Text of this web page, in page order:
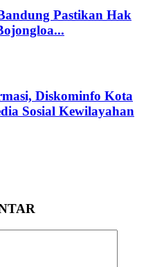
Pastikan Hak
Diskominfo Kota
Sosial Kewilayahan